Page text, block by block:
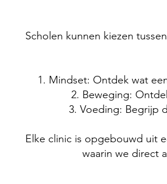
Scholen kunnen kiezen
Mindset: Ontdek wat
Beweging:
Voeding: Begrijp
Elke clinic is opgebouwd uit
waarin we direct